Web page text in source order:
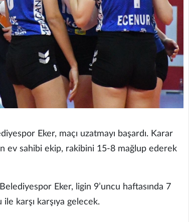
Eker, maçı uzatmayı başardı. Karar
ev sahibi ekip, rakibini 15-8 mağlup ederek
Eker, ligin 9’uncu haftasında 7
karşı karşıya gelecek.